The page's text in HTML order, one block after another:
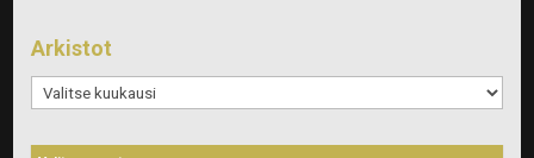
Arkistot
Arkistot